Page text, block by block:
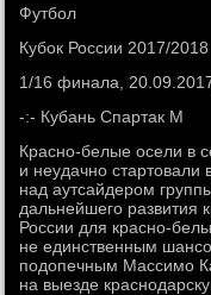
Футбол
Кубок России 2017/2018
1/16 финала,
-:- Кубань Спартак М
Красно-белые осели в
и неудачно стартовали
над аутсайдером
дальнейшего развития
России для красно-
не единственным
подопечным Массимо
на выезде